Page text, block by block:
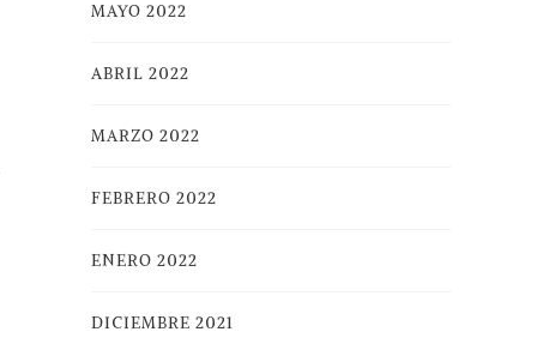
MAYO 2022
ABRIL 2022
MARZO 2022
FEBRERO 2022
ENERO 2022
DICIEMBRE 2021